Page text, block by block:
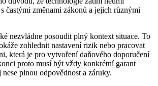
častými změnami zákonů a jejich různými
nezvládne posoudit plný kontext situace. To
zohlednit nastavení rizik nebo pracovat
která je pro vytvoření daňového doporučení
proto musí být vždy konkrétní garant
plnou odpovědnost a záruky.